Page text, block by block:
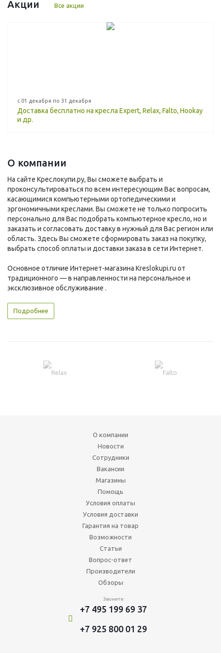
Акции Все акции
с 01 декабря по 31 декабря
Доставка бесплатно на кресла Expert, Relax, Falto, Hookay
и др.
О компании
На сайте Креслокупи.ру, Вы сможете выбрать и
проконсультироваться по всем интересующим Вас вопросам,
касающимися компьютерными ортопедическими и
эргономичными креслами. Вы сможете не только попросить
персонально для Вас подобрать компьютерное кресло, но и
заказать и согласовать доставку в нужный для Вас регион или
область. Здесь Вы сможете сформировать заказ на покупку,
выбрать способ оплаты и доставки заказа в сети Интернет.
Основное отличие Интернет-магазина Kreslokupi.ru от
традиционного — в направленности на персональное и
эксклюзивное обслуживание .
Подробнее
О компании
Новости
Сотрудники
Вакансии
Магазины
Помощь
Условия оплаты
Условия доставки
Гарантия на товар
Возможности
Статьи
Вопрос-ответ
Производители
Обзоры
Звоните:
+7 495 199 69 37
+7 925 800 01 29